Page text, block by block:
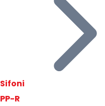
Sifoni
PP-R